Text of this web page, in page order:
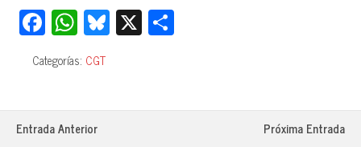
Fa
ce
bo
ok
W
ha
ts
A
pp
Bl
ue
y
X
pa
Categorías: CGT
Entrada Anterior
Próxima Entrada